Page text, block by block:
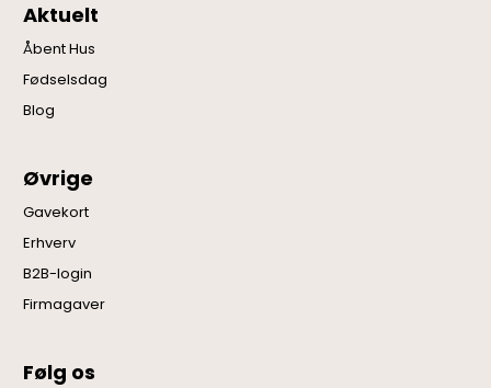
Aktuelt
Åbent Hus
Fødselsdag
Blog
Øvrige
Gavekort
Erhverv
B2B-login
Firmagaver
Følg os